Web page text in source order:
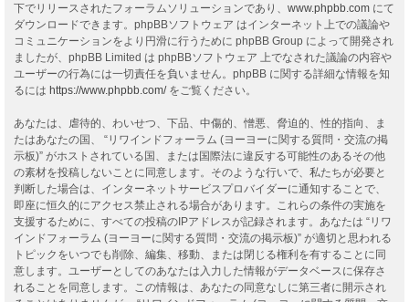
下でリリースされたフォーラムソリューションであり、 www.phpbb.com にて
ダウンロードできます。phpBBソフトウェア はインターネット上での議論や
コミュニケーションをより円滑に行うために phpBB Group によって開発され
ましたが、phpBB Limited は phpBBソフトウェア 上でなされた議論の内容や
ユーザーの行為には一切責任を負いません。phpBB に関する詳細な情報を知
るには https://www.phpbb.com/をご覧ください。
あなたは、虐待的、わいせつ、下品、中傷的、憎悪、脅迫的、性的指向、ま
たはあなたの国、 “リワインドフォーラム (ヨーヨーに関する質問・交流の掲
示板)” がホストされている国、または国際法に違反する可能性のあるその他
の素材を投稿しないことに同意します。そのような行いで、私たちが必要と
判断した場合は、インターネットサービスプロバイダーに通知することで、
即座に恒久的にアクセス禁止される場合があります。これらの条件の実施を
支援するために、すべての投稿のIPアドレスが記録されます。あなたは “リワ
インドフォーラム (ヨーヨーに関する質問・交流の掲示板)” が適切と思われる
トピックをいつでも削除、編集、移動、または閉じる権利を有することに同
意します。ユーザーとしてのあなたは入力した情報がデータベースに保存さ
れることを同意します。この情報は、あなたの同意なしに第三者に開示され